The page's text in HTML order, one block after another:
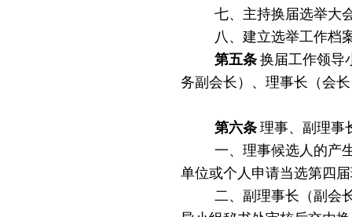
七、主持换届选举大
八、建立选举工作档
第五条 换届工作领导
务副会长）、理事长（会
第六条 理事、副理事
一、 理事候选人的产
单位或个人申请当选第四
二、副理事长（副会